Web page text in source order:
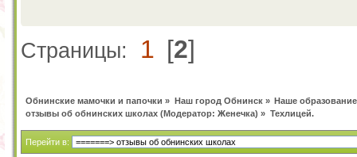
Страницы: 1 [2]
Обнинские мамочки и папочки » Наш город Обнинск» Наше образование
отзывы об обнинских школах (Модератор:Женечка) » Техлицей.
Перейти в: